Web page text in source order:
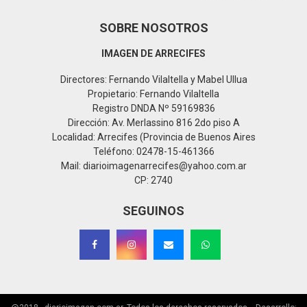
SOBRE NOSOTROS
IMAGEN DE ARRECIFES
Directores: Fernando Vilaltella y Mabel Ullua
Propietario: Fernando Vilaltella
Registro DNDA Nº 59169836
Dirección: Av. Merlassino 816 2do piso A
Localidad: Arrecifes (Provincia de Buenos Aires
Teléfono: 02478-15-461366
Mail: diarioimagenarrecifes@yahoo.com.ar
CP: 2740
SEGUINOS